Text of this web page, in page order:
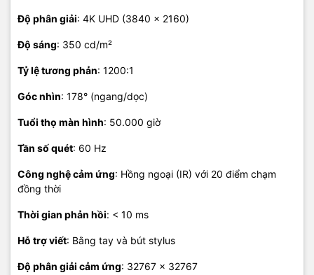
Độ phân giải: 4K UHD (3840 × 2160)
Độ sáng: 350 cd/m²
Tỷ lệ tương phản: 1200:1
Góc nhìn: 178° (ngang/dọc)
Tuổi thọ màn hình: 50.000 giờ
Tần số quét: 60 Hz
Công nghệ cảm ứng: Hồng ngoại (IR) với 20 điểm chạm
đồng thời
Thời gian phản hồi: < 10 ms
Hỗ trợ viết: Bằng tay và bút stylus
Độ phân giải cảm ứng: 32767 × 32767